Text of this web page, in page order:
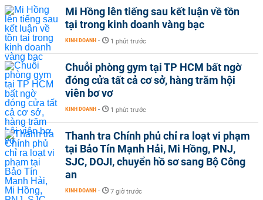
Mi Hồng lên tiếng sau kết luận về tồn
tại trong kinh doanh vàng bạc
KINH DOANH - 1 phút trước
Chuỗi phòng gym tại TP HCM bất ngờ
đóng cửa tất cả cơ sở, hàng trăm hội
viên bơ vơ
KINH DOANH - 1 phút trước
Thanh tra Chính phủ chỉ ra loạt vi phạm
tại Bảo Tín Mạnh Hải, Mi Hồng, PNJ,
SJC, DOJI, chuyển hồ sơ sang Bộ Công
an
KINH DOANH - 7 giờ trước